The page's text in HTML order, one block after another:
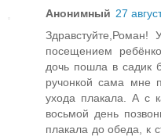
Анонимный 27
посещением
дочь пошла в садик
ручонкой сама мне
ухода плакала. А с
восьмой день
плакала до обеда, к